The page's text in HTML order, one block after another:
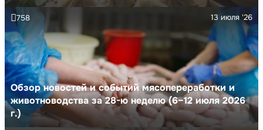
Обзор новостей и событий мясопереработки и
животноводства за 28-ю неделю (6–12 июля 2026
г.)
13 июля '26
758